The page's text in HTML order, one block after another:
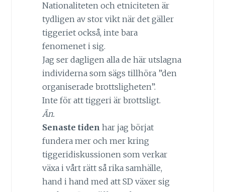
Nationaliteten och etniciteten är
tydligen av stor vikt när det gäller
tiggeriet också, inte bara
fenomenet i sig.
Jag ser dagligen alla de här utslagna
individerna som sägs tillhöra ”den
organiserade brottsligheten”.
Inte för att tiggeri är brottsligt.
Än.
Senaste tiden har jag börjat
fundera mer och mer kring
tiggeridiskussionen som verkar
växa i vårt rätt så rika samhälle,
hand i hand med att SD växer sig